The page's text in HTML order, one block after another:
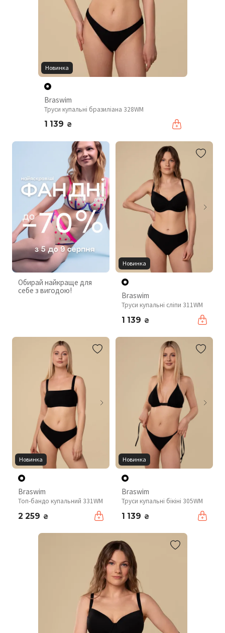
Новинка
Braswim
Труси купальні бразиліана 328WM
1 139 ₴
Обирай найкраще для
себе з вигодою!
Новинка
Braswim
Труси купальні сліпи 311WM
1 139 ₴
Новинка
Braswim
Топ-бандо купальний 331WM
2 259 ₴
Новинка
Braswim
Труси купальні бікіні 305WM
1 139 ₴